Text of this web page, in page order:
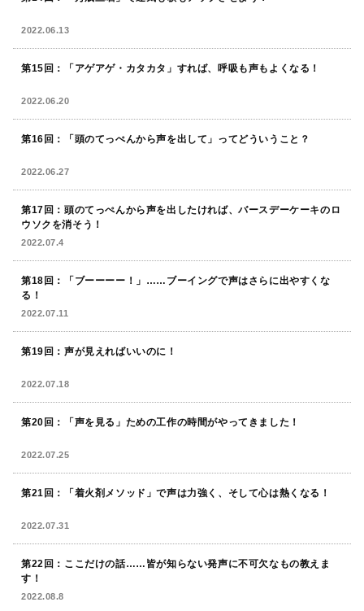
2022.06.13
第15回：「アゲアゲ・カタカタ」すれば、呼吸も声もよくなる！
2022.06.20
第16回：「頭のてっぺんから声を出して」ってどういうこと？
2022.06.27
第17回：頭のてっぺんから声を出したければ、バースデーケーキのロ
ウソクを消そう！
2022.07.4
第18回：「ブーーーー！」……ブーイングで声はさらに出やすくな
る！
2022.07.11
第19回：声が見えればいいのに！
2022.07.18
第20回：「声を見る」ための工作の時間がやってきました！
2022.07.25
第21回：「着火剤メソッド」で声は力強く、そして心は熱くなる！
2022.07.31
第22回：ここだけの話……皆が知らない発声に不可欠なもの教えま
す！
2022.08.8